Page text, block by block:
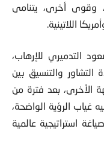
وقوى أخرى، يتنامى
اللاتينية.
التدميري للإرهاب،
والتنسيق بين
الأخرى، بعد فترة من
غياب الرؤية الواضحة،
استراتيجية عالمية